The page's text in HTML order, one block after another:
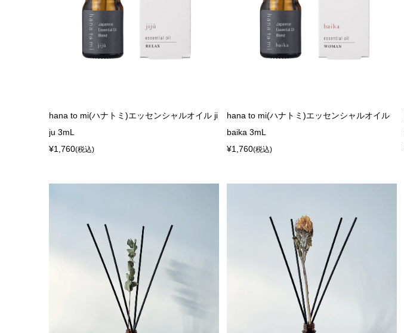
hana to mi(ハナトミ)エッセンシャルオイル ji
ju 3mL
¥1,760(税込)
hana to mi(ハナトミ)エッセンシャルオイル
baika 3mL
¥1,760(税込)